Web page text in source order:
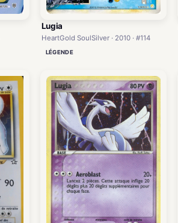
Lugia
HeartGold SoulSilver · 2010 · #114
LÉGENDE